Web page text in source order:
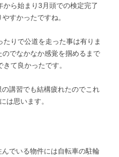
ら始まり3月頭での検定完了
すかったですね。
りで公道を走った事は有りま
でなかなか感覚を掴めるまで
て良かったです。
講習でも結構疲れたのでこれ
は思います。
でいる物件には自転車の駐輪